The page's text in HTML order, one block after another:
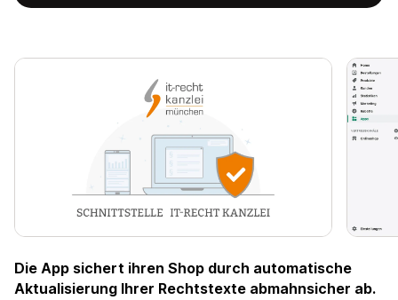
Die App sichert ihren Shop durch automatische
Aktualisierung Ihrer Rechtstexte abmahnsicher ab.